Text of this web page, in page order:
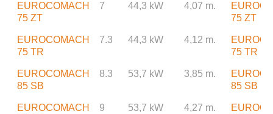
EUROCOMACH
75 ZT
7 44,3 kW 4,07 m.
75 ZT
EUROCOMACH
75 TR
7.3 44,3 kW 4,12 m.
75 TR
EUROCOMACH
85 SB
8.3 53,7 kW 3,85 m.
85 SB
EUROCOMACH
9 53,7 kW 4,27 m.